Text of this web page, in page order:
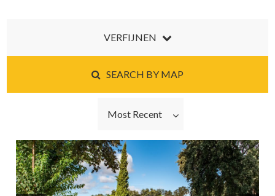
Most Recent
VERFIJNEN
SEARCH BY MAP